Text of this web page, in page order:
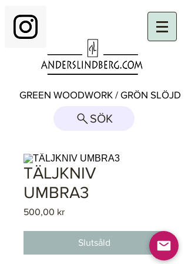
GREEN WOODWORK / GRÖN SLÖJD
SÖK
TÄLJKNIV
UMBRA3
500,00 krPris
Slutsåld